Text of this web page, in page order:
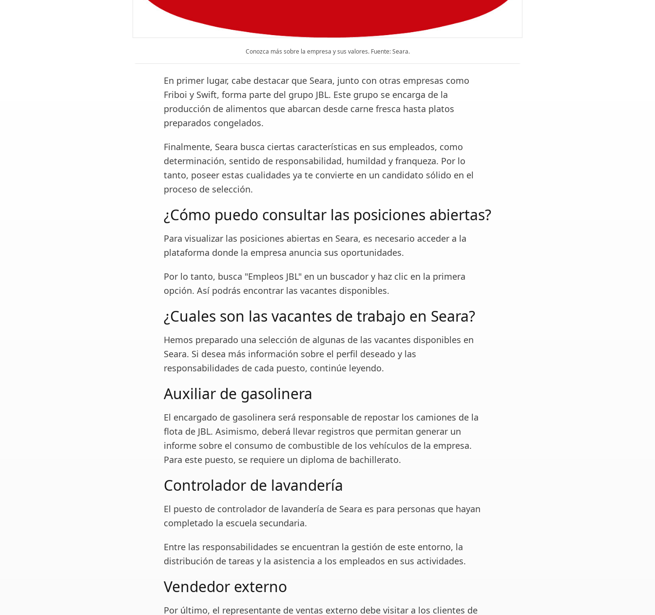
Conozca más sobre la empresa y sus valores. Fuente: Seara.
En primer lugar, cabe destacar que Seara, junto con otras empresas como
Friboi y Swift, forma parte del grupo JBL. Este grupo se encarga de la
producción de alimentos que abarcan desde carne fresca hasta platos
preparados congelados.
Finalmente, Seara busca ciertas características en sus empleados, como
determinación, sentido de responsabilidad, humildad y franqueza. Por lo
tanto, poseer estas cualidades ya te convierte en un candidato sólido en el
proceso de selección.
¿Cómo puedo consultar las posiciones abiertas?
Para visualizar las posiciones abiertas en Seara, es necesario acceder a la
plataforma donde la empresa anuncia sus oportunidades.
Por lo tanto, busca "Empleos JBL" en un buscador y haz clic en la primera
opción. Así podrás encontrar las vacantes disponibles.
¿Cuales son las vacantes de trabajo en Seara?
Hemos preparado una selección de algunas de las vacantes disponibles en
Seara. Si desea más información sobre el perfil deseado y las
responsabilidades de cada puesto, continúe leyendo.
Auxiliar de gasolinera
El encargado de gasolinera será responsable de repostar los camiones de la
flota de JBL. Asimismo, deberá llevar registros que permitan generar un
informe sobre el consumo de combustible de los vehículos de la empresa.
Para este puesto, se requiere un diploma de bachillerato.
Controlador de lavandería
El puesto de controlador de lavandería de Seara es para personas que hayan
completado la escuela secundaria.
Entre las responsabilidades se encuentran la gestión de este entorno, la
distribución de tareas y la asistencia a los empleados en sus actividades.
Vendedor externo
Por último, el representante de ventas externo debe visitar a los clientes de